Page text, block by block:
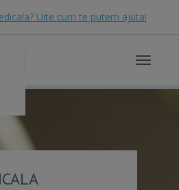
Uite cum te putem ajuta!
Toggle